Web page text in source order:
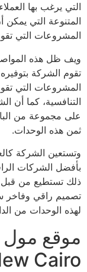
التي يرغب بها
المتنوعة التي يمكن
المشروعات التي
ويف ظل هذه
تقوم الشركة
المشروعات التي
التنافسية، كما أن
على مجموعة من
ثمن هذه الوحدات.
وتستعين الشركة
بأفضل الشركات
ذلك تستطيع من
تصميم راقي وفاخر
لهذه الوحدات من
موقع مول
Cairo